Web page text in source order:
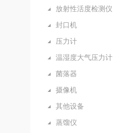
放射性活度检测仪
封口机
压力计
温湿度大气压力计
菌落器
摄像机
其他设备
蒸馏仪